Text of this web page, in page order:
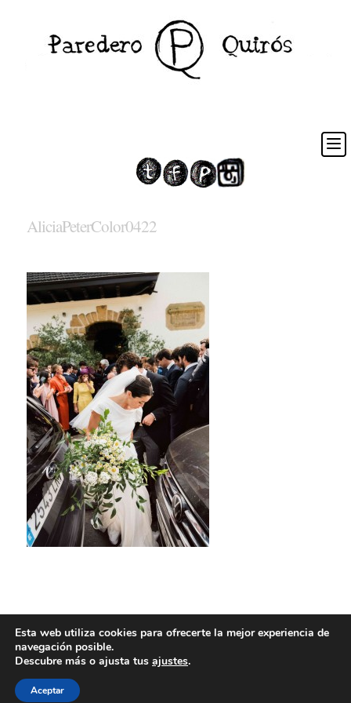
AliciaPeterColor0422
Esta web utiliza cookies para ofrecerte la mejor experiencia de
navegación posible.
Descubre más o ajusta tus ajustes.
Aceptar